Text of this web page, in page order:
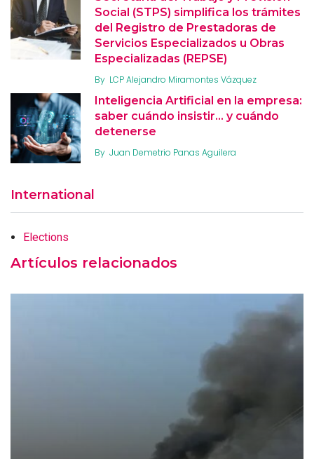
Social (STPS) simplifica los trámites
del Registro de Prestadoras de
Servicios Especializados u Obras
Especializadas (REPSE)
By LCP Alejandro Miramontes Vázquez
Inteligencia Artificial en la empresa:
saber cuándo insistir… y cuándo
detenerse
By Juan Demetrio Panas Aguilera
International
Elections
Artículos relacionados